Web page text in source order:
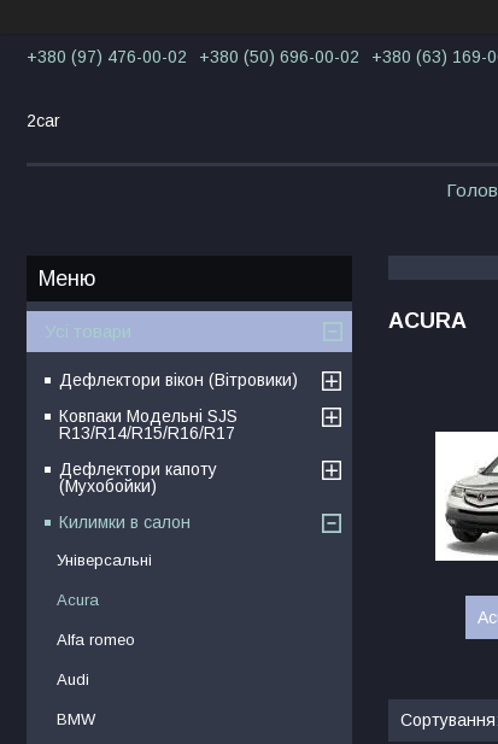
+380 (97) 476-00-02 +380 (50) 696-00-02 +380 (63) 169-
2car
ACURA
Усі товари
Дефлектори вікон (Вітровики)
Ковпаки Модельні SJS
R13/R14/R15/R16/R17
Дефлектори капоту
(Мухобойки)
Килимки в салон
Універсальні
Acura
Alfa romeo
Audi
BMW